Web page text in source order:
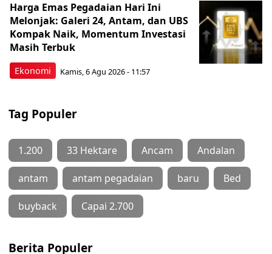
Ekonomi
Harga Emas Pegadaian Hari Ini
Melonjak: Galeri 24, Antam, dan UBS
Kompak Naik, Momentum Investasi
Masih Terbuk
Kamis, 6 Agu 2026 - 11:57
Tag Populer
1.200 33 Hektare Ancam Andalan
antam antam pegadaian baru Bed
buyback Capai 2.700
Berita Populer